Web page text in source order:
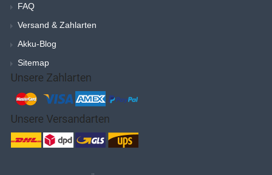
FAQ
Versand & Zahlarten
Akku-Blog
Sitemap